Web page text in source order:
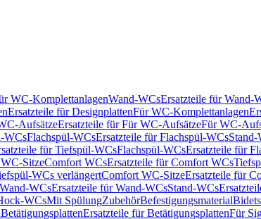
WC-KomplettanlagenWand-WCsErsatzteile für Wand-
Ersatzteile für DesignplattenFür WC-Komplettanlagen
AufsätzeErsatzteile für Für WC-AufsätzeFür WC-
WCsFlachspül-WCsErsatzteile für Flachspül-WCsStand-
für Tiefspül-WCsFlachspül-WCsErsatzteile für
SitzeComfort WCsErsatzteile für Comfort WCs
WCs verlängertComfort WC-SitzeErsatzteile für
Wand-WCsErsatzteile für Wand-WCsStand-WCs
WCsMit SpülungZubehörBefestigungsmaterialBidets
BetätigungsplattenErsatzteile für BetätigungsplattenFür